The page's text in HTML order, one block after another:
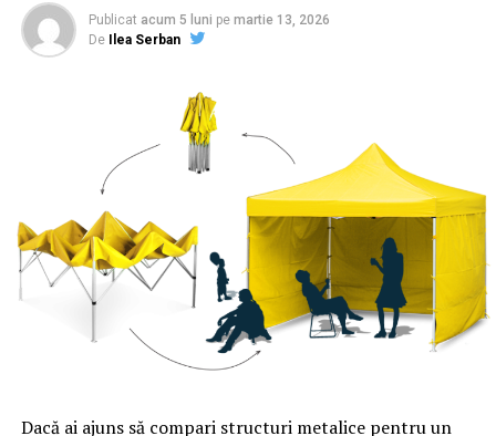
Publicat acum 5 luni pe martie 13, 2026
De
Ilea Serban
Dacă ai ajuns să compari structuri metalice pentru un